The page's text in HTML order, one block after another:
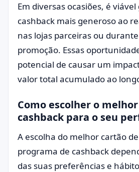
Em diversas ocasiões, é
cashback mais generoso ao
nas lojas parceiras ou
promoção. Essas
potencial de causar um
valor total acumulado ao
Como escolher o
cashback para o seu
A escolha do melhor cartão
programa de cashback
das suas preferências e